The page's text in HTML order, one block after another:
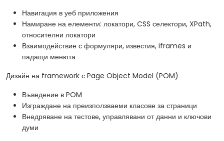
Навигация в уеб приложения
Намиране на елементи: локатори, CSS селектори, XPath,
относителни локатори
Взаимодействие с формуляри, известия, iframes и
падащи менюта
Дизайн на framework с Page Object Model (POM)
Въведение в POM
Изграждане на преизползваеми класове за страници
Внедряване на тестове, управлявани от данни и ключови
думи